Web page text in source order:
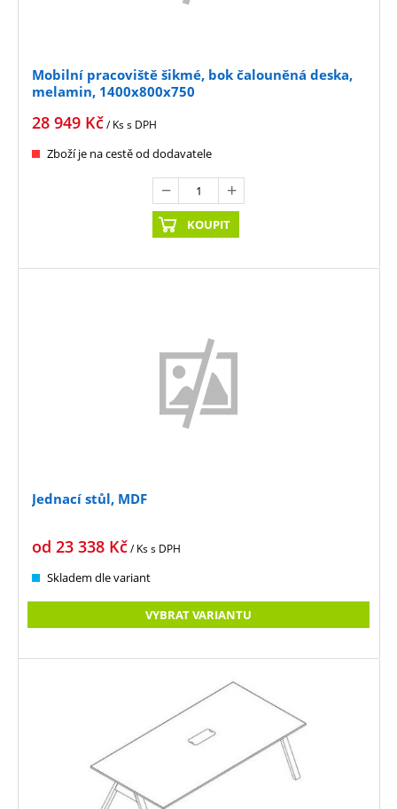
Mobilní pracoviště šikmé, bok čalouněná deska,
melamin, 1400x800x750
28 949 Kč/ Kss DPH
Zboží je na cestě od dodavatele
KOUPIT
Jednací stůl, MDF
od 23 338 Kč/ Kss DPH
Skladem dle variant
VYBRAT VARIANTU